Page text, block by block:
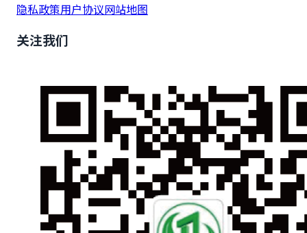
隐私政策用户协议网站地图
关注我们